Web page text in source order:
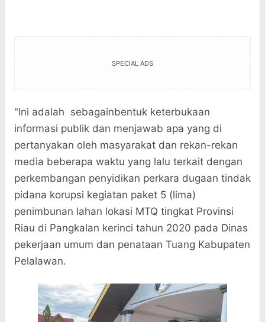
SPECIAL ADS
"Ini adalah sebagainbentuk keterbukaan
informasi publik dan menjawab apa yang di
pertanyakan oleh masyarakat dan rekan-rekan
media beberapa waktu yang lalu terkait dengan
perkembangan penyidikan perkara dugaan tindak
pidana korupsi kegiatan paket 5 (lima)
penimbunan lahan lokasi MTQ tingkat Provinsi
Riau di Pangkalan kerinci tahun 2020 pada Dinas
pekerjaan umum dan penataan Tuang Kabupaten
Pelalawan.